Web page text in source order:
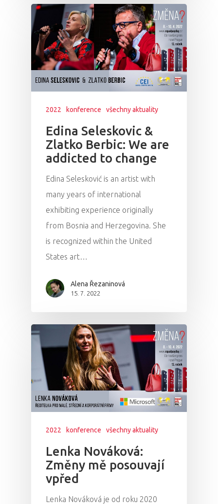
2022 konference všechny aktuality
Edina Seleskovic &
Zlatko Berbic: We are
addicted to change
Edina Selesković is an artist with
many years of international
exhibiting experience originally
from Bosnia and Herzegovina. She
is recognized within the United
States art…
Alena Řezaninová
15. 7. 2022
2022 konference všechny aktuality
Lenka Nováková:
Změny mě posouvají
vpřed
Lenka Nováková je od roku 2020